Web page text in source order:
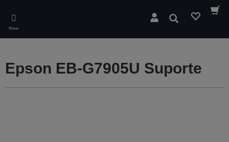
main
content
Menu
Pesquisar
Epson EB-G7905U Suporte